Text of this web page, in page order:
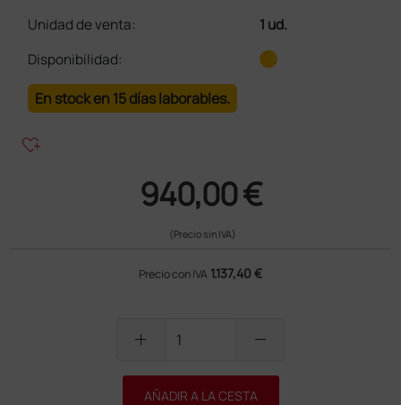
Unidad de venta:
1 ud.
Disponibilidad:
En stock en 15 días laborables.
heart_plus
940,00 €
(Precio sin IVA)
Precio con IVA 1.137,40 €
add remove
AÑADIR A LA CESTA